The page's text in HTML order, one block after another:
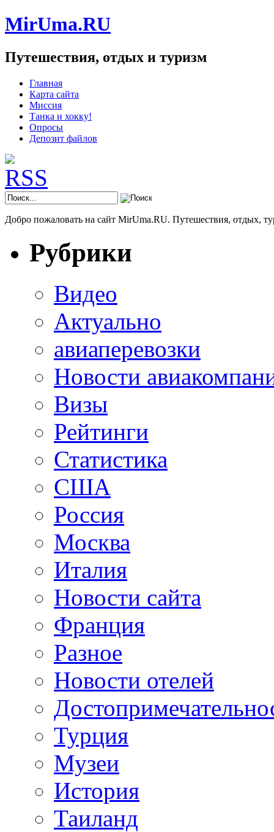
MirUma.RU
Путешествия, отдых и туризм
Главная
Карта сайта
Миссия
Танка и хокку!
Опросы
Депозит файлов
Добро пожаловать на сайт MirUma.RU. Путешествия, отдых,
Рубрики
Видео
Актуально
авиаперевозки
Новости
Визы
Рейтинги
Статистика
США
Россия
Москва
Италия
Новости сайта
Франция
Разное
Новости отелей
Турция
Музеи
История
Таиланд